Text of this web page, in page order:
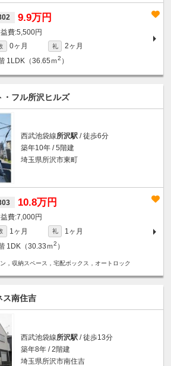
9.9万円
5,500円
0ヶ月 礼
2ヶ月
1LDK（36.65ｍ2 ）
・フル所沢ヒルズ
西武池袋線所沢駅 / 徒歩6分
築年10年 / 5階建
埼玉県所沢市東町
10.8万円
7,000円
1ヶ月 礼
1ヶ月
1DK（30.33ｍ2 ）
，収納スペース，宅配ボックス，オートロック
ス南住吉
西武池袋線所沢駅 / 徒歩13分
築年8年 / 2階建
埼玉県所沢市南住吉